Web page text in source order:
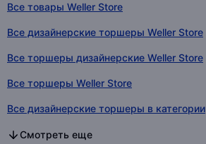
Все товары Weller Store
Все дизайнерские торшеры Weller Store
Все торшеры дизайнерские Weller Store
Все торшеры Weller Store
Все дизайнерские торшеры в категории
Все торшеры дизайнерские в категории
Все торшеры в категории
Смотреть еще